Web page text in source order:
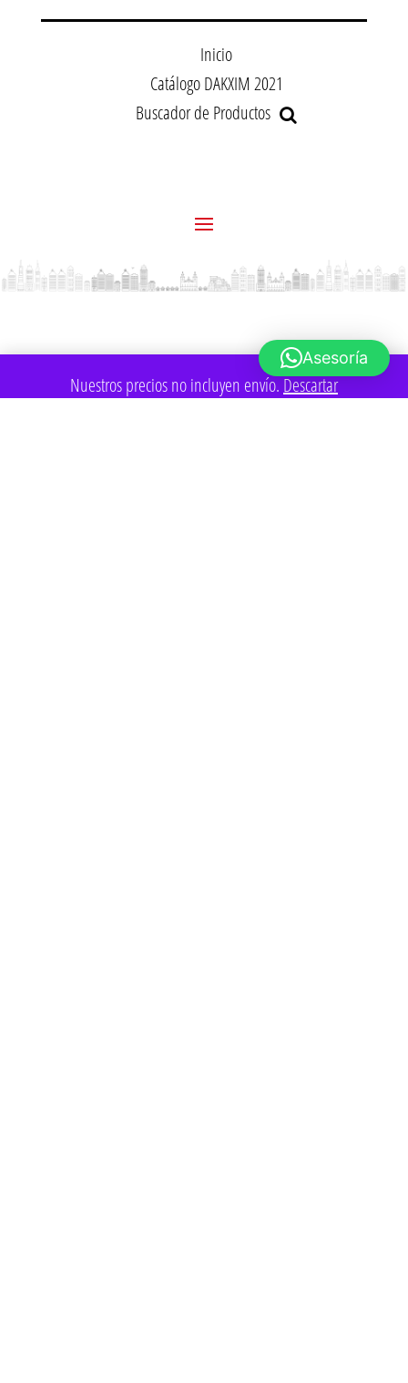
Nuestros precios no incluyen envío. Descartar
Inicio
Catálogo DAKXIM 2021
Buscador de Productos
Asesoría